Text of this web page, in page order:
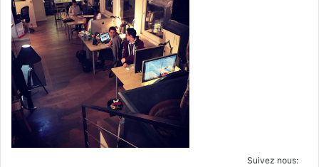
Suivez nous: